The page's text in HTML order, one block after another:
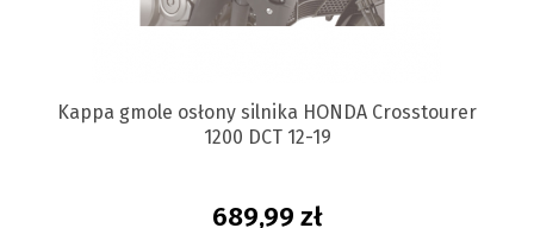
Kappa gmole osłony silnika HONDA Crosstourer
1200 DCT 12-19
689,99 zł